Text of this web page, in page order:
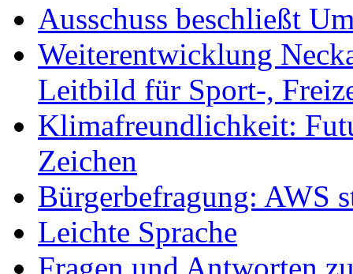
Ausschuss beschließt
Weiterentwicklung
Leitbild für Sport-,
Klimafreundlichkeit:
Zeichen
Bürgerbefragung: AWS
Leichte Sprache
Fragen und Antworten